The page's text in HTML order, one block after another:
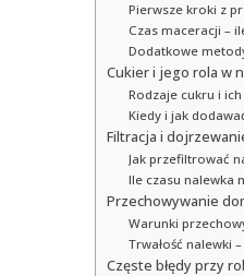
Pierwsze kroki z
Czas maceracji –
Dodatkowe
Cukier i jego rola w
Rodzaje cukru i
Kiedy i jak
Filtracja i
Jak przefiltrować
Ile czasu nalewka
Przechowywanie
Warunki
Trwałość nalewki
Częste błędy przy